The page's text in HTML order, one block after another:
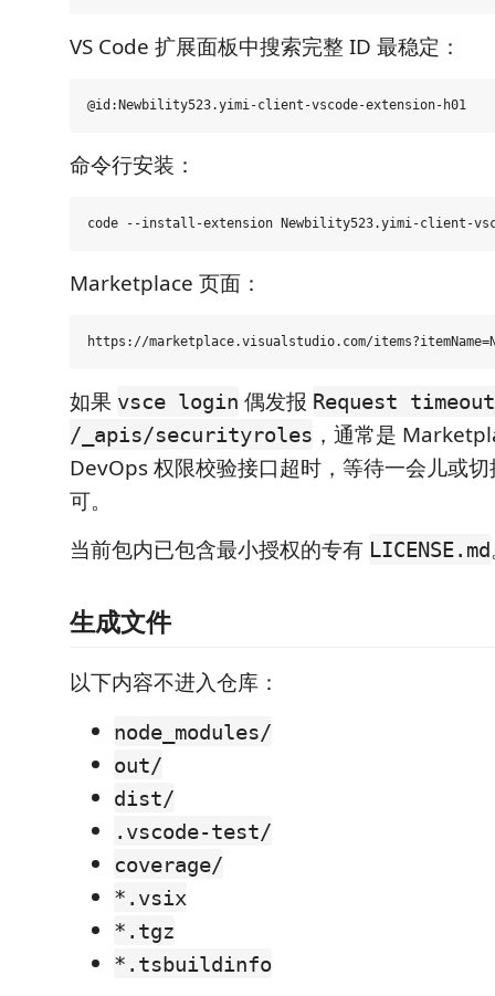
VS Code 扩展面板中搜索完整 ID 最稳定：
命令行安装：
Marketplace 页面：
如果 vsce login 偶发报 Request
/_apis/securityroles ，通常是
DevOps 权限校验接口超时，等待一会儿或
可。
当前包内已包含最小授权的专有 LICENSE.md
生成文件
以下内容不进入仓库：
node_modules/
out/
dist/
.vscode-test/
coverage/
*.vsix
*.tgz
*.tsbuildinfo